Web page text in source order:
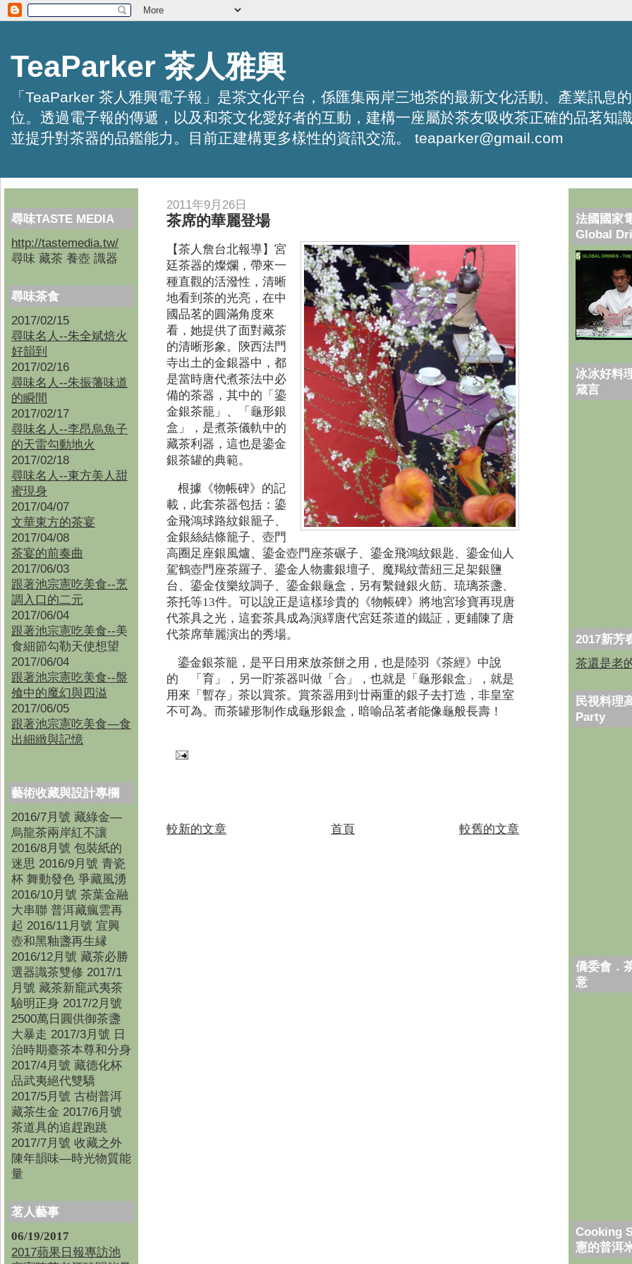
TeaParker 茶人雅興
「TeaParker 茶人雅興電子報」是茶文化平台，係匯集兩岸三地茶的最新文化活動、產業訊息
位。透過電子報的傳遞，以及和茶文化愛好者的互動，建構一座屬於茶友吸收茶正確的品茗知
並提升對茶器的品鑑能力。目前正建構更多樣性的資訊交流。 teaparker@gmail.com
尋味TASTE MEDIA
http://tastemedia.tw/
尋味 藏茶 養壺 識器
尋味茶食
2017/02/15
尋味名人--朱全斌焙火
好韻到
2017/02/16
尋味名人--朱振藩味道
的瞬間
2017/02/17
尋味名人--李昂烏魚子
的天雷勾動地火
2017/02/18
尋味名人--東方美人甜
蜜現身
2017/04/07
文華東方的茶宴
2017/04/08
茶宴的前奏曲
2017/06/03
跟著池宗憲吃美食--烹
調入口的二元
2017/06/04
跟著池宗憲吃美食--美
食細節勾勒天使想望
2017/06/04
跟著池宗憲吃美食--盤
飧中的魔幻與四溢
2017/06/05
跟著池宗憲吃美食—食
出細緻與記憶
藝術收藏與設計專欄
2016/7月號 藏綠金—
烏龍茶兩岸紅不讓
2016/8月號 包裝紙的
迷思 2016/9月號 青瓷
杯 舞動發色 爭藏風湧
2016/10月號 茶葉金融
大串聯 普洱藏瘋雲再
起 2016/11月號 宜興
壺和黑釉盞再生縁
2016/12月號 藏茶必勝
選器識茶雙修 2017/1
月號 藏茶新竉武夷茶
驗明正身 2017/2月號
2500萬日圓供御茶盞
大暴走 2017/3月號 日
治時期臺茶本尊和分身
2017/4月號 藏德化杯
品武夷絕代雙驕
2017/5月號 古樹普洱
藏茶生金 2017/6月號
茶道具的追趕跑跳
2017/7月號 收藏之外
陳年韻味—時光物質能
量
茗人藝事
06/19/2017
2017蘋果日報專訪池
2011年9月26日
茶席的華麗登場
【茶人詹台北報導】 宮
廷茶器的燦爛，帶來一
種直觀的活潑性，清晰
地看到茶的光亮，在中
國品茗的圓滿角度來
看，她提供了面對藏茶
的清晰形象。陝西法門
寺出土的金銀器中，都
是當時唐代煮茶法中必
備的茶器，其中的「鎏
金銀茶籠」、「龜形銀
盒」，是煮茶儀軌中的
藏茶利器，這也是鎏金
銀茶罐的典範。
根據《物帳碑》的記
載，此套茶器包括：鎏
金飛鴻球路紋銀籠子、
金銀絲結條籠子、壺門
高圈足座銀風爐、鎏金壺門座茶碾子、鎏金飛鴻紋銀匙、鎏金仙人
駕鶴壺門座茶羅子、鎏金人物畫銀壇子、魔羯紋蕾紐三足架銀鹽
台、鎏金伎樂紋調子、鎏金銀龜盒，另有繫鏈銀火筋、琉璃茶盞、
茶托等13件。可以說正是這樣珍貴的《物帳碑》將地宮珍寶再現唐
代茶具之光，這套茶具成為演繹唐代宮廷茶道的鐵証，更鋪陳了唐
代茶席華麗演出的秀場。
鎏金銀茶籠，是平日用來放茶餅之用，也是陸羽《茶經》中說
的 「育」，另一貯茶器叫做「合」，也就是「龜形銀盒」，就是
用來「暫存」茶以賞茶。賞茶器用到廿兩重的銀子去打造，非皇室
不可為。而茶罐形制作成龜形銀盒，暗喻品茗者能像龜般長壽！
較新的文章 較舊的文章
首頁
法國國家
Global
冰冰好料
箴言
2017新芳
茶還是老
民視料理
Party
僑委會．
意
Cooking
憲的普洱